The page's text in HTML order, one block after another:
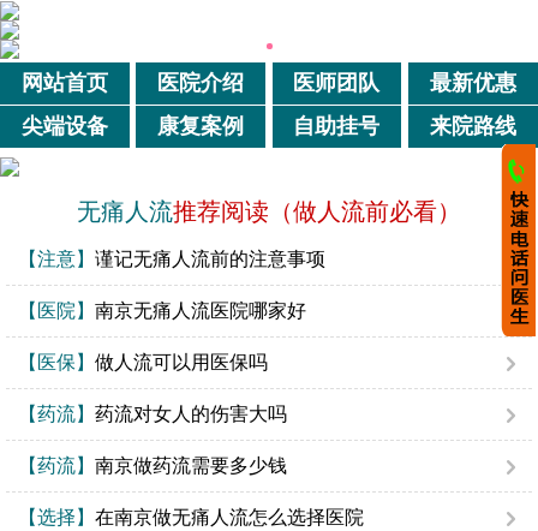
网站首页 医院介绍 医师团队
最新优惠
尖端设备
康复案例 自助挂号 来院路线
无痛人流推荐阅读（做人流前必看）
【注意】 谨记无痛人流前的注意事项
【医院】 南京无痛人流医院哪家好
【医保】 做人流可以用医保吗
【药流】 药流对女人的伤害大吗
【药流】 南京做药流需要多少钱
【选择】 在南京做无痛人流怎么选择医院